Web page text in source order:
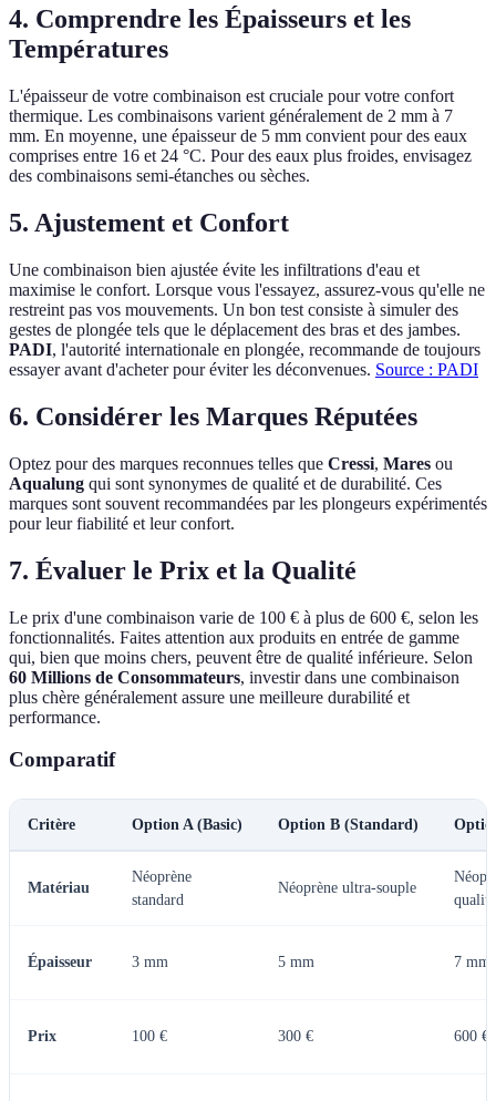
4. Comprendre les Épaisseurs et les
Températures
L'épaisseur de votre combinaison est cruciale pour votre confort
thermique. Les combinaisons varient généralement de 2 mm à 7
mm. En moyenne, une épaisseur de 5 mm convient pour des eaux
comprises entre 16 et 24 °C. Pour des eaux plus froides, envisagez
des combinaisons semi-étanches ou sèches.
5. Ajustement et Confort
Une combinaison bien ajustée évite les infiltrations d'eau et
maximise le confort. Lorsque vous l'essayez, assurez-vous qu'elle ne
restreint pas vos mouvements. Un bon test consiste à simuler des
gestes de plongée tels que le déplacement des bras et des jambes.
PADI, l'autorité internationale en plongée, recommande de toujours
essayer avant d'acheter pour éviter les déconvenues. Source : PADI
6. Considérer les Marques Réputées
Optez pour des marques reconnues telles que Cressi, Mares ou
Aqualung qui sont synonymes de qualité et de durabilité. Ces
marques sont souvent recommandées par les plongeurs expérimentés
pour leur fiabilité et leur confort.
7. Évaluer le Prix et la Qualité
Le prix d'une combinaison varie de 100 € à plus de 600 €, selon les
fonctionnalités. Faites attention aux produits en entrée de gamme
qui, bien que moins chers, peuvent être de qualité inférieure. Selon
60 Millions de Consommateurs, investir dans une combinaison
plus chère généralement assure une meilleure durabilité et
performance.
Comparatif
Critère Option A (Basic) Option B (Standard)
Matériau
Néoprène
standard
Néoprène ultra-souple
qualité
Épaisseur 3 mm 5 mm 7 mm
Prix 100 € 300 € 600 €